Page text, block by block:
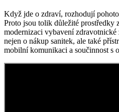
Když jde o zdraví, rozhodují
Proto jsou tolik důležité prostředky
modernizaci vybavení zdravotnické
nejen o nákup sanitek, ale také
mobilní komunikaci a součinnost s